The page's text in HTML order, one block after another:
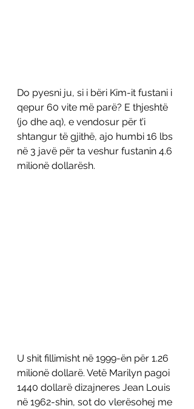
Do pyesni ju, si i bëri Kim-it fustani i
qepur 60 vite më parë? E thjeshtë
(jo dhe aq), e vendosur për t’i
shtangur të gjithë, ajo humbi 16 lbs
në 3 javë për ta veshur fustanin 4.6
milionë dollarësh.
U shit fillimisht në 1999-ën për 1.26
milionë dollarë. Vetë Marilyn pagoi
1440 dollarë dizajneres Jean Louis
në 1962-shin, sot do vlerësohej me